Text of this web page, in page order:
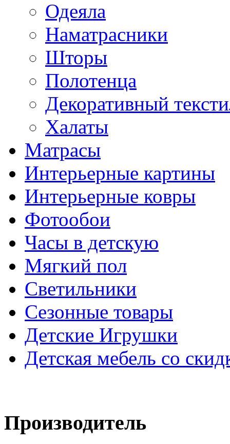
Одеяла
Наматрасники
Шторы
Полотенца
Декоративный
Халаты
Матрасы
Интерьерные картины
Интерьерные ковры
Фотообои
Часы в детскую
Мягкий пол
Светильники
Сезонные товары
Детские Игрушки
Детская мебель со
Производитель